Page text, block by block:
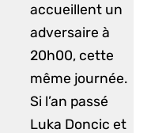
accueillent un
adversaire à
20h00, cette
même journée.
Si l’an passé
Luka Doncic et